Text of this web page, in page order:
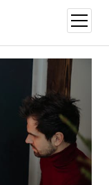
open
menu